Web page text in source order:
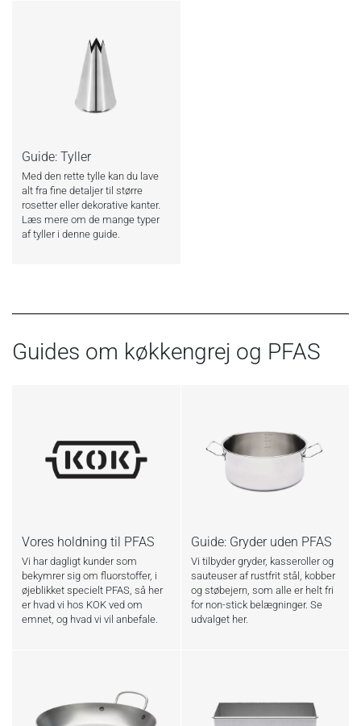
Guide: Tyller
Med den rette tylle kan du lave
alt fra fine detaljer til større
rosetter eller dekorative kanter.
Læs mere om de mange typer
af tyller i denne guide.
Guides om køkkengrej og PFAS
Vores holdning til PFAS
Vi har dagligt kunder som
bekymrer sig om fluorstoffer, i
øjeblikket specielt PFAS, så her
er hvad vi hos KOK ved om
emnet, og hvad vi vil anbefale.
Guide: Gryder uden PFAS
Vi tilbyder gryder, kasseroller og
sauteuser af rustfrit stål, kobber
og støbejern, som alle er helt fri
for non-stick belægninger. Se
udvalget her.